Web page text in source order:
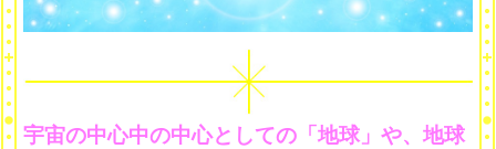
宇宙の中心中の中心としての「地球」や、地球